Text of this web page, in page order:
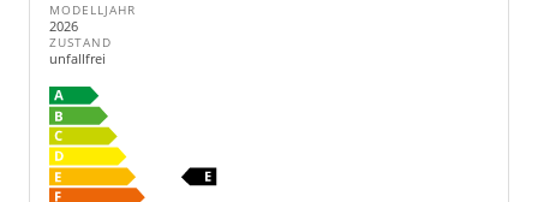
MODELLJAHR
2026
ZUSTAND
unfallfrei